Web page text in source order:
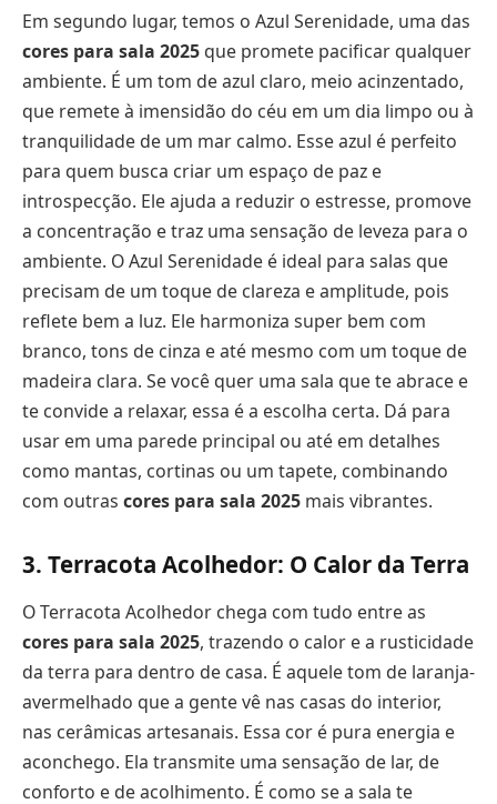
Em segundo lugar, temos o Azul Serenidade, uma das
cores para sala 2025 que promete pacificar qualquer
ambiente. É um tom de azul claro, meio acinzentado,
que remete à imensidão do céu em um dia limpo ou à
tranquilidade de um mar calmo. Esse azul é perfeito
para quem busca criar um espaço de paz e
introspecção. Ele ajuda a reduzir o estresse, promove
a concentração e traz uma sensação de leveza para o
ambiente. O Azul Serenidade é ideal para salas que
precisam de um toque de clareza e amplitude, pois
reflete bem a luz. Ele harmoniza super bem com
branco, tons de cinza e até mesmo com um toque de
madeira clara. Se você quer uma sala que te abrace e
te convide a relaxar, essa é a escolha certa. Dá para
usar em uma parede principal ou até em detalhes
como mantas, cortinas ou um tapete, combinando
com outras cores para sala 2025 mais vibrantes.
3. Terracota Acolhedor: O Calor da Terra
O Terracota Acolhedor chega com tudo entre as
cores para sala 2025, trazendo o calor e a rusticidade
da terra para dentro de casa. É aquele tom de laranja-
avermelhado que a gente vê nas casas do interior,
nas cerâmicas artesanais. Essa cor é pura energia e
aconchego. Ela transmite uma sensação de lar, de
conforto e de acolhimento. É como se a sala te